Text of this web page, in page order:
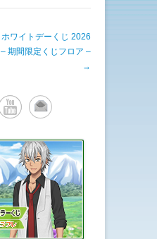
ホワイトデーくじ 2026
– 期間限定くじフロア –
→